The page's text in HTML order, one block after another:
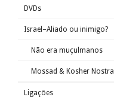
DVDs
Israel–Aliado ou inimigo?
Não era muçulmanos
Mossad & Kosher Nostra
Ligações